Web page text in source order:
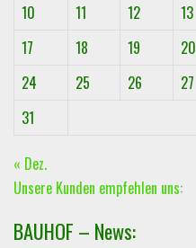
10
11 12 13
17
18 19 20
24
25 26 27
31
« Dez.
Unsere Kunden empfehlen uns:
BAUHOF – News: